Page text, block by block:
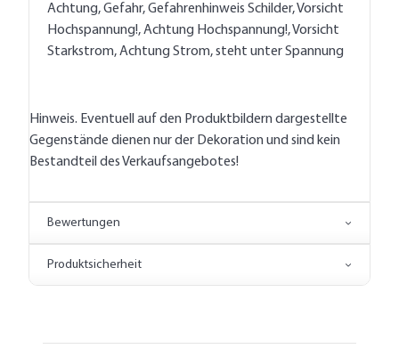
Achtung, Gefahr, Gefahrenhinweis Schilder, Vorsicht
Hochspannung!, Achtung Hochspannung!, Vorsicht
Starkstrom, Achtung Strom, steht unter Spannung
Hinweis. Eventuell auf den Produktbildern dargestellte
Gegenstände dienen nur der Dekoration und sind kein
Bestandteil des Verkaufsangebotes!
Bewertungen
Produktsicherheit